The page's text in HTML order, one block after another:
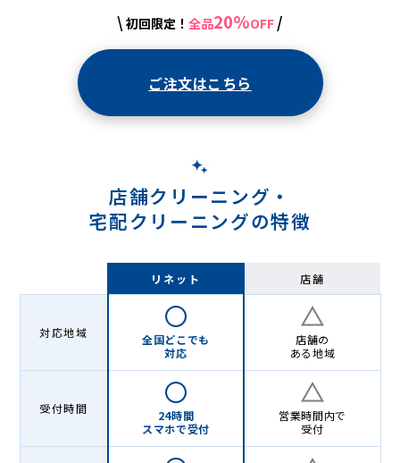
\ 初回限定！ 全品20%OFF /
ご注文はこちら
店舗クリーニング・
宅配クリーニングの特徴
リネット 店舗
対応地域
全国どこでも
対応
店舗の
ある地域
受付時間
24時間
スマホで受付
営業時間内で
受付